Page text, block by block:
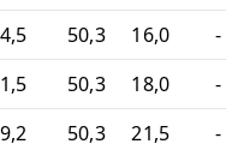
50,3 16,0 -
50,3 18,0 -
50,3 21,5 -